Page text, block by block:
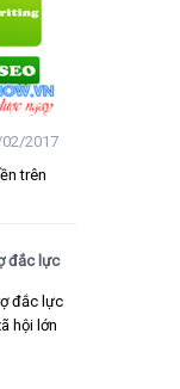
2017
trên
đắc lực
đắc lực
hội lớn